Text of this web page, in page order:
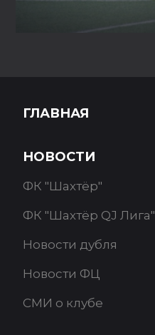
ГЛАВНАЯ
НОВОСТИ
ФК "Шахтёр"
ФК "Шахтёр QJ Лига"
Новости дубля
Новости ФЦ
СМИ о клубе